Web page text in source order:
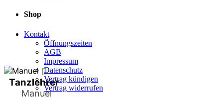
Shop
Kontakt
Öffnungszeiten
AGB
Impressum
Datenschutz
Vertrag kündigen
Vertrag widerrufen
Tanzlehrer
Manuel